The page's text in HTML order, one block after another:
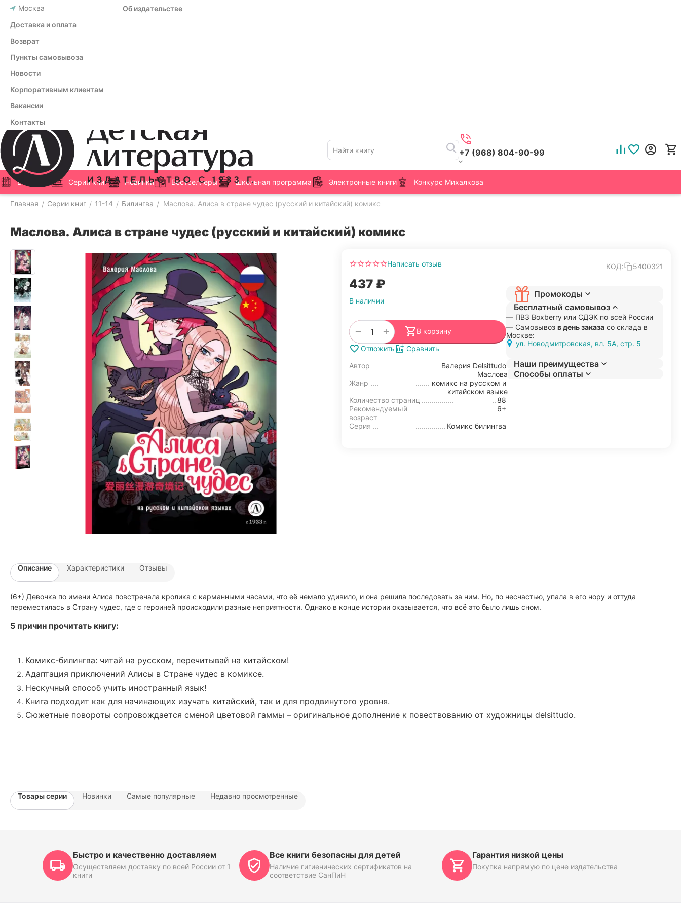
Москва
Об издательстве
Доставка и оплата
Возврат
Пункты самовывоза
Новости
Корпоративным клиентам
Вакансии
Контакты
+7 (968) 804-90-99
Все книги Серии книг Новинки Бестселлеры Школьная программа Электронные книги Конкурс Михалкова
Главная / Серии книг / 11-14 / Билингва / Маслова. Алиса в стране чудес (русский и китайский) комикс
Маслова. Алиса в стране чудес (русский и китайский) комикс
Написать отзыв КОД: 5400321
‍437‍ ₽
В наличии
+
−
В корзину
Отложить
Сравнить
Автор
Валерия Delsittudo
Маслова
Жанр
комикс на русском и
китайском языке
Количество страниц
88
Рекомендуемый
возраст
6+
Серия
Комикс билингва
Промокоды
Бесплатный самовывоз
— ПВЗ Boxberry или СДЭК по всей России
— Самовывоз в день заказа со склада в
Москве:
ул. Новодмитровская, вл. 5А, стр. 5
Наши преимущества
Способы оплаты
Описание Характеристики Отзывы
(6+) Девочка по имени Алиса повстречала кролика с карманными часами, что её немало удивило, и она решила последовать за ним. Но, по несчастью, упала в его нору и оттуда
переместилась в Страну чудес, где с героиней происходили разные неприятности. Однако в конце истории оказывается, что всё это было лишь сном.
5 причин прочитать книгу:
Комикс-билингва: читай на русском, перечитывай на китайском!
Адаптация приключений Алисы в Стране чудес в комиксе.
Нескучный способ учить иностранный язык!
Книга подходит как для начинающих изучать китайский, так и для продвинутого уровня.
Сюжетные повороты сопровождается сменой цветовой гаммы – оригинальное дополнение к повествованию от художницы delsittudo.
Товары серии Новинки Самые популярные Недавно просмотренные
Быстро и качественно доставляем
Осуществляем доставку по всей России от 1
книги
Все книги безопасны для детей
Наличие гигиенических сертификатов на
соответствие СанПиН
Гарантия низкой цены
Покупка напрямую по цене издательства